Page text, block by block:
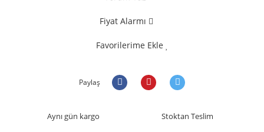
Fiyat Alarmı
Favorilerime Ekle
Paylaş
Aynı gün kargo Stoktan Teslim